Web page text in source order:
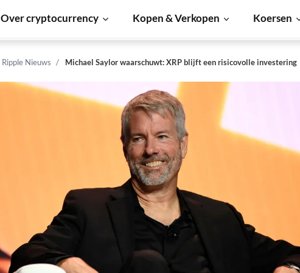
Over cryptocurrency Kopen & Verkopen Koersen
Ripple Nieuws Michael Saylor waarschuwt: XRP blijft een risicovolle investering